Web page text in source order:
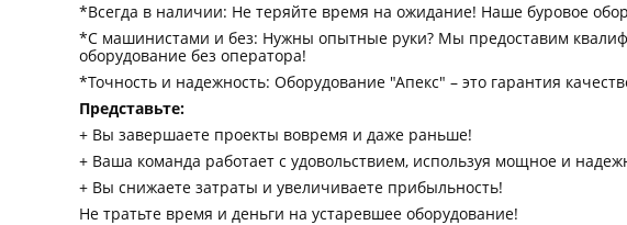
*Всегда в наличии: Не теряйте время на ожидание! Наше буровое
*С машинистами и без: Нужны опытные руки? Мы предоставим
оборудование без оператора!
*Точность и надежность: Оборудование "Апекс" – это гарантия
Представьте:
+ Вы завершаете проекты вовремя и даже раньше!
+ Ваша команда работает с удовольствием, используя мощное и
+ Вы снижаете затраты и увеличиваете прибыльность!
Не тратьте время и деньги на устаревшее оборудование!